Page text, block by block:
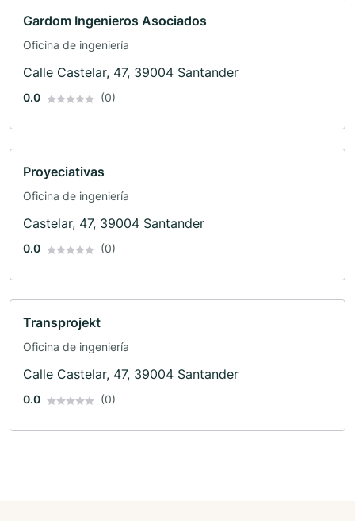
Gardom Ingenieros Asociados
Oficina de ingeniería
Calle Castelar, 47, 39004 Santander
0.0 (0)
Proyeciativas
Oficina de ingeniería
Castelar, 47, 39004 Santander
0.0 (0)
Transprojekt
Oficina de ingeniería
Calle Castelar, 47, 39004 Santander
0.0 (0)